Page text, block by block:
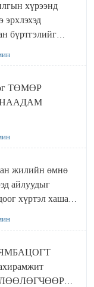
хүрээнд
эрхлэхэд
бүртгэлийг
ТӨМӨР
жилийн өмнө
айлуудыг
хүртэл хашаа